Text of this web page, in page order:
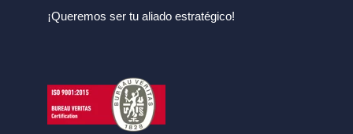
¡Queremos ser tu aliado estratégico!